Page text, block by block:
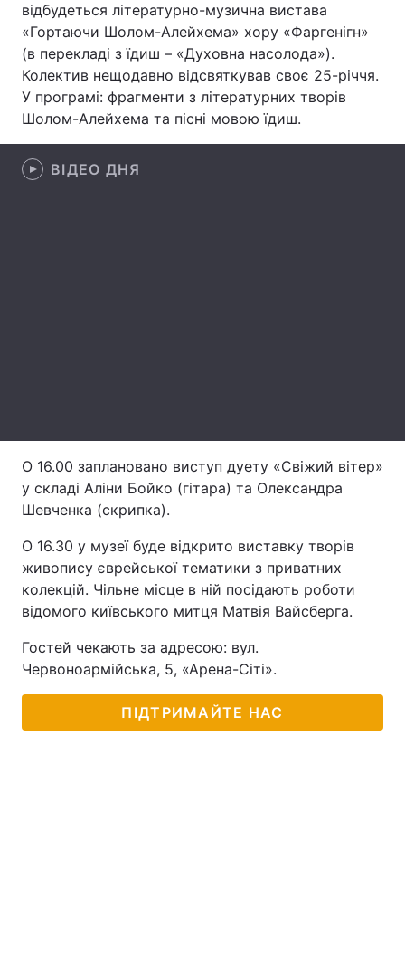
Головна Війна
Україна Політика
Економіка
Лонгріди
Відео з Youtube Статті
Архів Вакансії
Контакти
Послуги
відбудеться літературно-музична вистава
«Гортаючи Шолом-Алейхема» хору «Фаргенігн»
(в перекладі з їдиш – «Духовна насолода»).
Колектив нещодавно відсвяткував своє 25-річчя.
У програмі: фрагменти з літературних творів
Шолом-Алейхема та пісні мовою їдиш.
ВІДЕО ДНЯ
О 16.00 заплановано виступ дуету «Свіжий вітер»
у складі Аліни Бойко (гітара) та Олександра
Шевченка (скрипка).
О 16.30 у музеї буде відкрито виставку творів
живопису єврейської тематики з приватних
колекцій. Чільне місце в ній посідають роботи
відомого київського митця Матвія Вайсберга.
Гостей чекають за адресою: вул.
Червоноармійська, 5, «Арена-Сіті».
ПІДТРИМАЙТЕ НАС